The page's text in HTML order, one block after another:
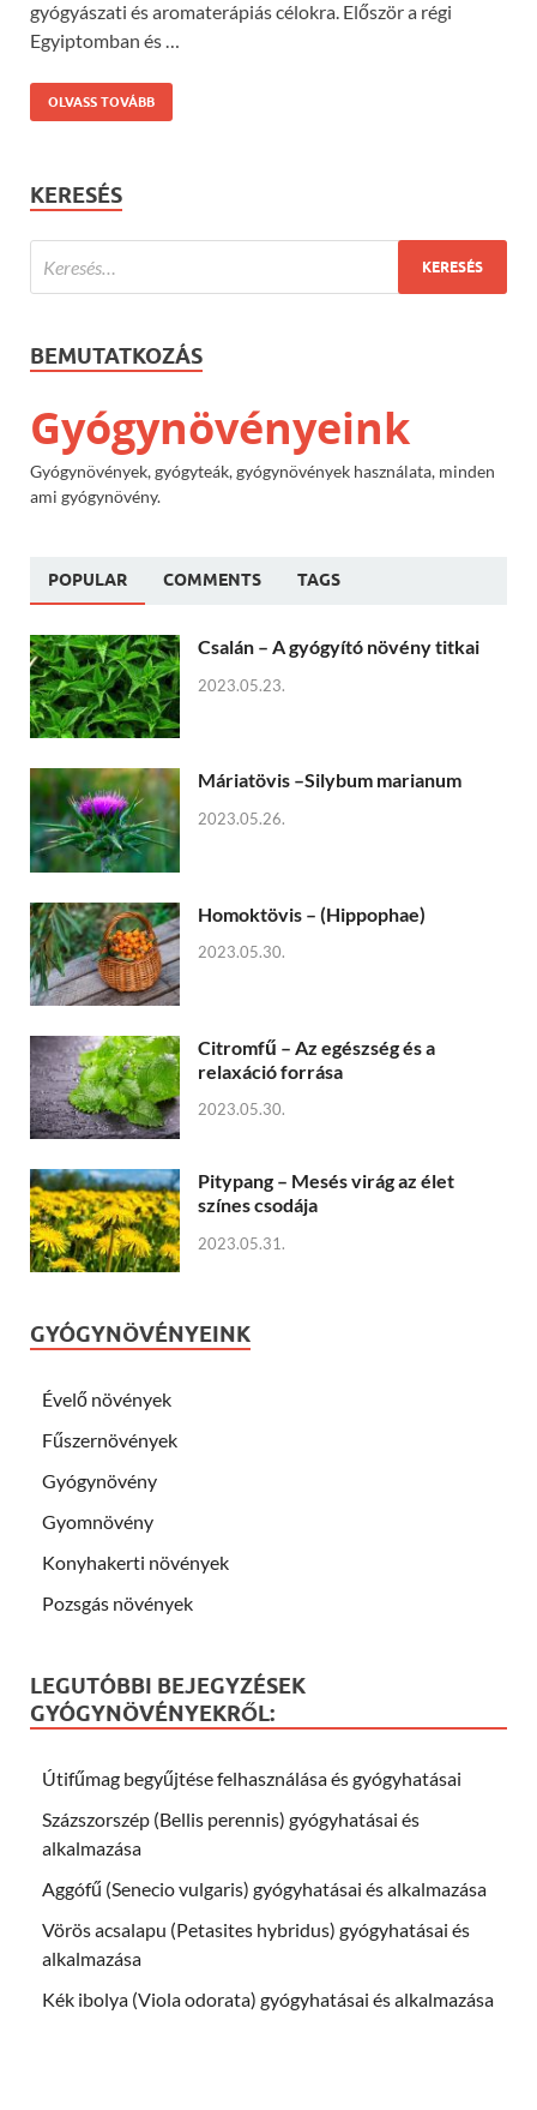
gyógyászati és aromaterápiás célokra. Először a régi
Egyiptomban és …
OLVASS TOVÁBB
KERESÉS
BEMUTATKOZÁS
Gyógynövényeink
Gyógynövények, gyógyteák, gyógynövények használata, minden
ami gyógynövény.
POPULAR COMMENTS TAGS
Csalán – A gyógyító növény titkai
2023.05.23.
Máriatövis –Silybum marianum
2023.05.26.
Homoktövis – (Hippophae)
2023.05.30.
Citromfű – Az egészség és a
relaxáció forrása
2023.05.30.
Pitypang – Mesés virág az élet
színes csodája
2023.05.31.
GYÓGYNÖVÉNYEINK
Évelő növények
Fűszernövények
Gyógynövény
Gyomnövény
Konyhakerti növények
Pozsgás növények
LEGUTÓBBI BEJEGYZÉSEK
GYÓGYNÖVÉNYEKRŐL:
Útifűmag begyűjtése felhasználása és gyógyhatásai
Százszorszép (Bellis perennis) gyógyhatásai és
alkalmazása
Aggófű (Senecio vulgaris) gyógyhatásai és alkalmazása
Vörös acsalapu (Petasites hybridus) gyógyhatásai és
alkalmazása
Kék ibolya (Viola odorata) gyógyhatásai és alkalmazása